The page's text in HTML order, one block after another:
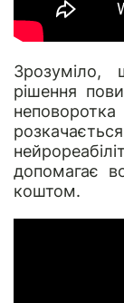
рішення
допомагає
коштом.